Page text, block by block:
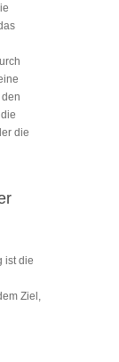
die
ist die
Ziel,